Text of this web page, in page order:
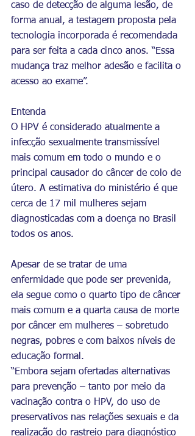
caso de detecção de alguma lesão, de
forma anual, a testagem proposta pela
tecnologia incorporada é recomendada
para ser feita a cada cinco anos. “Essa
mudança traz melhor adesão e facilita o
acesso ao exame”.
Entenda
O HPV é considerado atualmente a
infecção sexualmente transmissível
mais comum em todo o mundo e o
principal causador do câncer de colo de
útero. A estimativa do ministério é que
cerca de 17 mil mulheres sejam
diagnosticadas com a doença no Brasil
todos os anos.
Apesar de se tratar de uma
enfermidade que pode ser prevenida,
ela segue como o quarto tipo de câncer
mais comum e a quarta causa de morte
por câncer em mulheres – sobretudo
negras, pobres e com baixos níveis de
educação formal.
“Embora sejam ofertadas alternativas
para prevenção – tanto por meio da
vacinação contra o HPV, do uso de
preservativos nas relações sexuais e da
realização do rastreio para diagnóstico